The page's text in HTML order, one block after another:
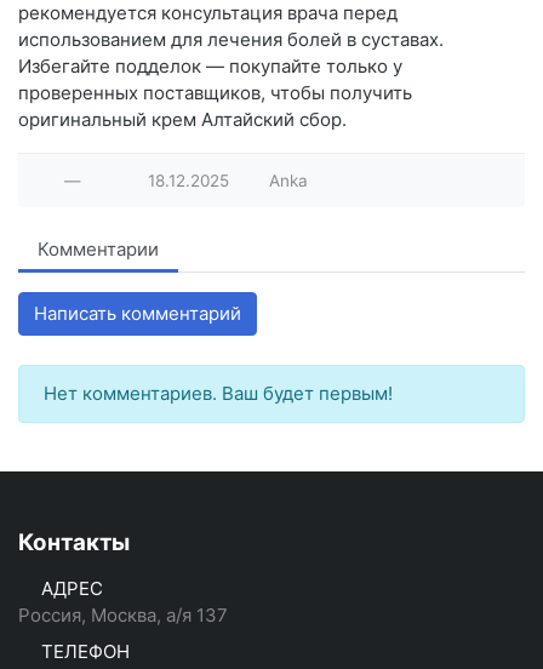
рекомендуется консультация врача перед
использованием для лечения болей в суставах.
Избегайте подделок — покупайте только у
проверенных поставщиков, чтобы получить
оригинальный крем Алтайский сбор.
— 18.12.2025 Anka
Комментарии
Написать комментарий
Нет комментариев. Ваш будет первым!
Контакты
АДРЕС
Россия, Москва, а/я 137
ТЕЛЕФОН